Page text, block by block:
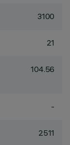
3100
21
104.56
-
2511